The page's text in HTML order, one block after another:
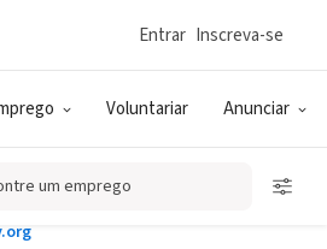
Voluntariar Anunciar
Entrar Inscreva-se
um emprego
of the State of New